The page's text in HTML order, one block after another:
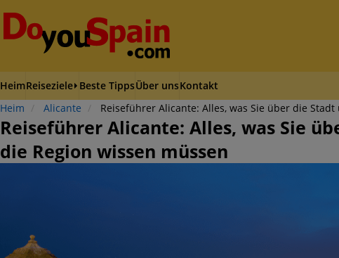
HeimReiseziele Beste TippsÜber unsKontakt
Heim Alicante Reiseführer Alicante: Alles, was Sie über die
Reiseführer Alicante: Alles, was Sie
die Region wissen müssen